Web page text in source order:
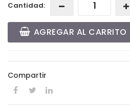
Cantidad:
AGREGAR AL CARRITO
Compartir